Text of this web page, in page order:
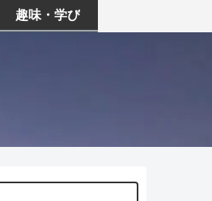
趣味・学び